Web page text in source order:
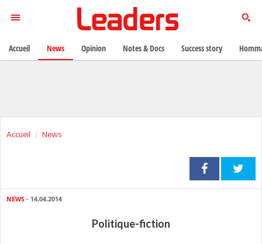
Accueil News
NEWS - 14.04.2014
Politique-fiction
Accueil News Opinion Notes & Docs Success story